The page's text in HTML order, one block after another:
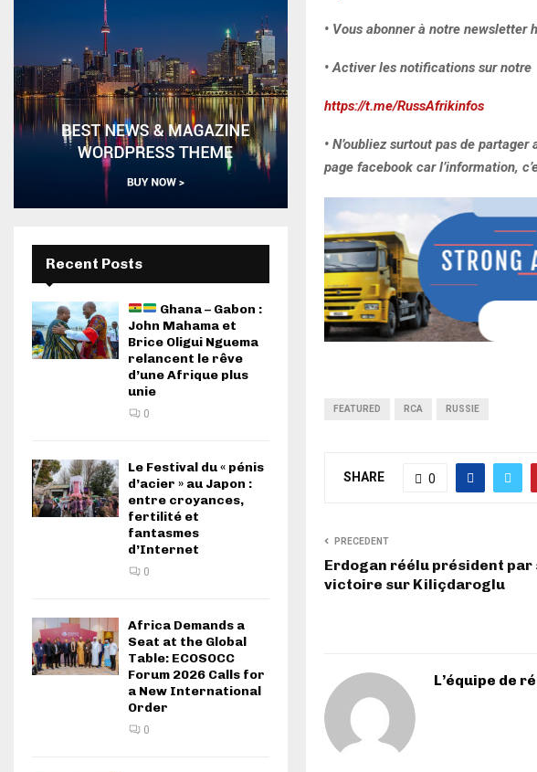
• Vous abonner à notre newsletter
• Activer les notifications sur notre
https://t.me/RussAfrikinfos
• N’oubliez surtout pas de
page facebook car l’information,
FEATURED RCA RUSSIE
SHARE 0
PRECEDENT
Erdogan réélu président par
victoire sur Kiliçdaroglu
L’équipe de
Recent Posts
Ghana – Gabon :
John Mahama et
Brice Oligui Nguema
relancent le rêve
d’une Afrique plus
unie
0
Le Festival du « pénis
d’acier » au Japon :
entre croyances,
fertilité et
fantasmes
d’Internet
0
Africa Demands a
Seat at the Global
Table: ECOSOCC
Forum 2026 Calls for
a New International
Order
0